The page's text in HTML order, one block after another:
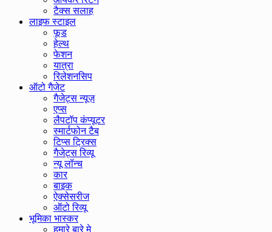
टैक्स सलाह
लाइफ स्टाइल
फूड
हेल्थ
फेशन
यात्रा
रिलेशनसिप
ऑटो गैजेट
गैजेट्स न्यूज़
एप्स
लैपटॉप कंप्यूटर
स्मार्टफोन टैब
टिप्स ट्रिक्स
गैजेट्स रिव्यू
न्यू लॉन्च
कार
बाइक
ऐक्सेसरीज
ऑटो रिव्यू
भूमिका भास्कर
हमारे बारे मे